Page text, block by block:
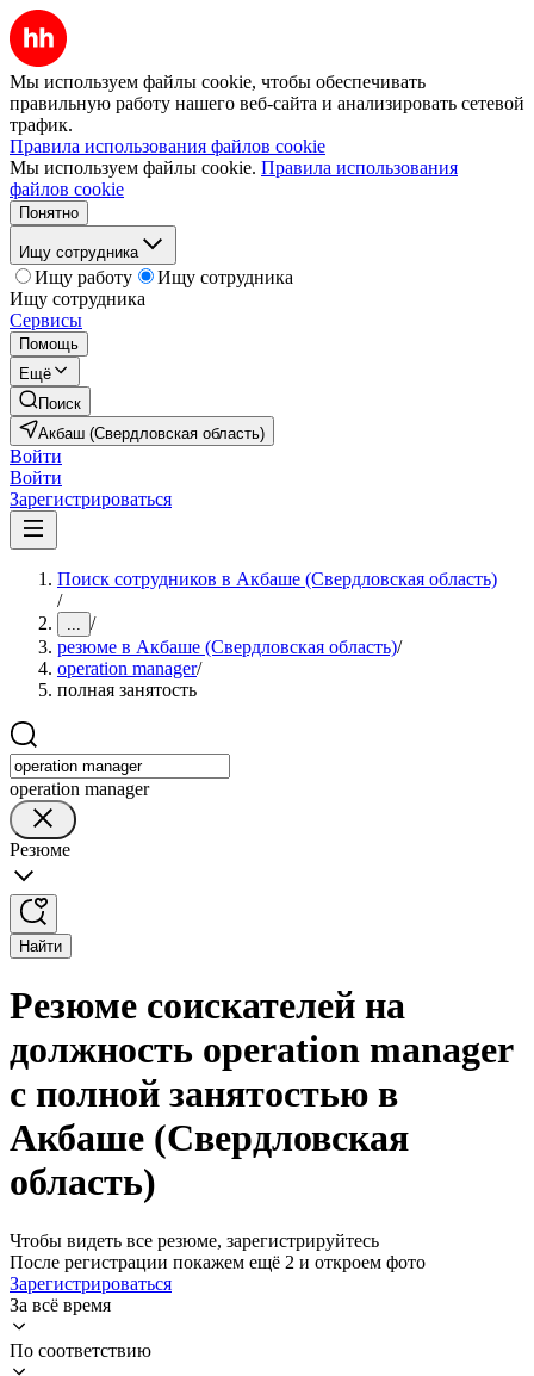
Мы используем файлы cookie, чтобы обеспечивать
правильную работу нашего веб-сайта и анализировать сетевой
трафик.
Правила использования файлов cookie
Мы используем файлы cookie. Правила использования
файлов cookie
Понятно
Ищу сотрудника
Ищу работу
Ищу сотрудника
Ищу сотрудника
Сервисы
Помощь
Ещё
Поиск
Акбаш (Свердловская область)
Войти
Войти
Зарегистрироваться
Поиск сотрудников в Акбаше (Свердловская область)
/
... /
резюме в Акбаше (Свердловская область)/
operation manager/
полная занятость
operation manager
Резюме
Найти
Резюме соискателей на
должность operation manager
с полной занятостью в
Акбаше (Свердловская
область)
Чтобы видеть все резюме, зарегистрируйтесь
После регистрации покажем ещё 2 и откроем фото
Зарегистрироваться
За всё время
По соответствию